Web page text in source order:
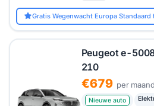
Gratis Wegenwacht Europa
Peugeot e-
210
€679 per maand
Nieuwe auto